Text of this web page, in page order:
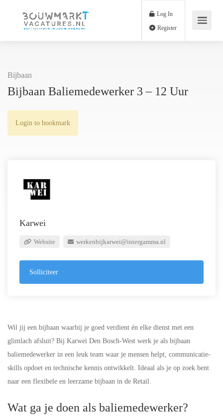
Log In
Bijbaan
Bijbaan Baliemedewerker 3 – 12 Uur
Login to bookmark
Karwei
Website werkenbijkarwei@intergamma.nl
Solliciteer
Wil jij een bijbaan waarbij je goed verdient én elke dienst met een
glimlach afsluit? Bij Karwei Den Bosch-West werk je als bijbaan
baliemedewerker in een leuk team waar je mensen helpt, communicatie-
skills opdoet en technische kennis ontwikkelt. Ideaal als je op zoek bent
naar een flexibele en leerzame bijbaan in de Retail.
Wat ga je doen als baliemedewerker?